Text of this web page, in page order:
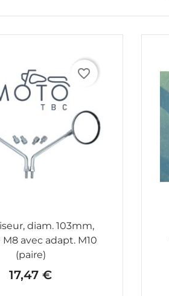
favorite_border
diam. 103mm,
avec adapt. M10
(paire)
Prix
17,47 €